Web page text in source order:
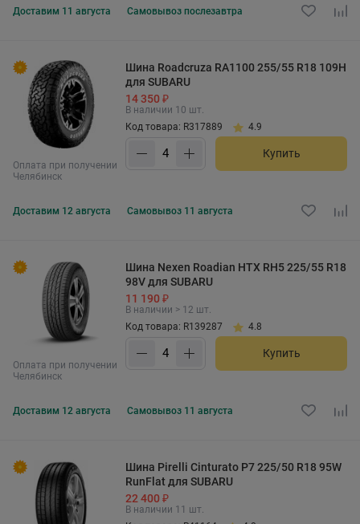
Доставим 11 августа Самовывоз послезавтра
Оплата при получении
Челябинск
Шина Roadcruza RA1100 255/55 R18 109H
для SUBARU
14 350 ₽
В наличии 10 шт.
Код товара: R317889
4.9
Купить
Доставим 12 августа Самовывоз 11 августа
Оплата при получении
Челябинск
Шина Nexen Roadian HTX RH5 225/55 R18
98V для SUBARU
11 190 ₽
В наличии > 12 шт.
Код товара: R139287
4.8
Купить
Доставим 12 августа Самовывоз 11 августа
Шина Pirelli Cinturato P7 225/50 R18 95W
RunFlat для SUBARU
22 400 ₽
В наличии 11 шт.